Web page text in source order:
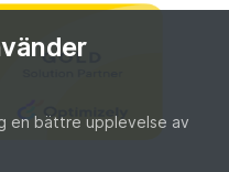
en bättre upplevelse av